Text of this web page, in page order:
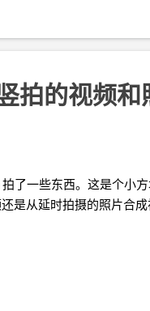
拍的视频和
拍了一些东西。这是个小
是从延时拍摄的照片合成